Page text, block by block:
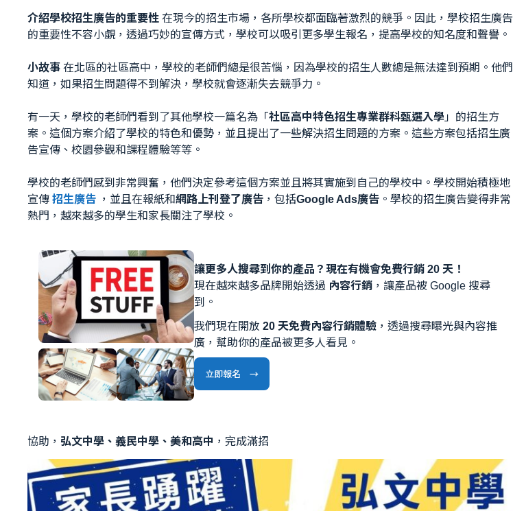
介紹學校招生廣告的重要性 在現今的招生市場，各所學校都面臨著激烈的競爭。因此，學校招生廣告
的重要性不容小覷，透過巧妙的宣傳方式，學校可以吸引更多學生報名，提高學校的知名度和聲譽。
小故事 在北區的社區高中，學校的老師們總是很苦惱，因為學校的招生人數總是無法達到預期。他們
知道，如果招生問題得不到解決，學校就會逐漸失去競爭力。
有一天，學校的老師們看到了其他學校一篇名為「 社區高中特色招生專業群科甄選入學 」的招生方
案。這個方案介紹了學校的特色和優勢，並且提出了一些解決招生問題的方案。這些方案包括招生廣
告宣傳、校園參觀和課程體驗等等。
學校的老師們感到非常興奮，他們決定參考這個方案並且將其實施到自己的學校中。學校開始積極地
宣傳 招生廣告 ，並且在報紙和網路上刊登了廣告 ，包括Google Ads廣告 。學校的招生廣告變得非常
熱門，越來越多的學生和家長關注了學校。
讓更多人搜尋到你的產品？現在有機會免費行銷 20 天！
現在越來越多品牌開始透過 內容行銷 ，讓產品被 Google 搜尋
到。
我們現在開放20 天免費內容行銷體驗 ，透過搜尋曝光與內容推
廣，幫助你的產品被更多人看見。
立即報名 →
協助， 弘文中學、義民中學、美和高中 ，完成滿招